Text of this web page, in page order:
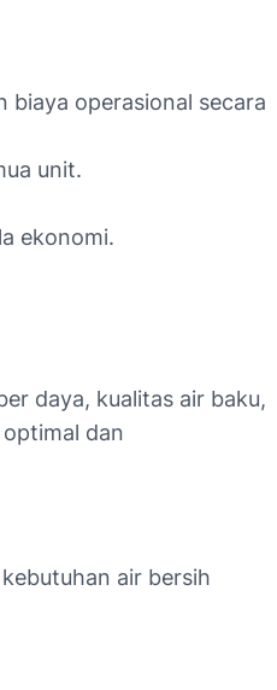
biaya operasional secara
unit.
ekonomi.
daya, kualitas air baku,
dan
air bersih